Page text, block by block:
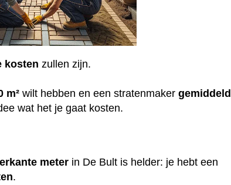
kosten zullen zijn.
m² wilt hebben en een stratenmakergemiddeld
wat het je gaat kosten.
meter in De Bult is helder: je hebt een
.